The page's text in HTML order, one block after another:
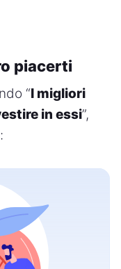
piacerti
“I migliori
in essi”,